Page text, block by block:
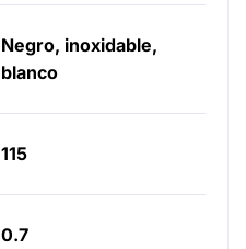
Negro, inoxidable,
blanco
115
0.7